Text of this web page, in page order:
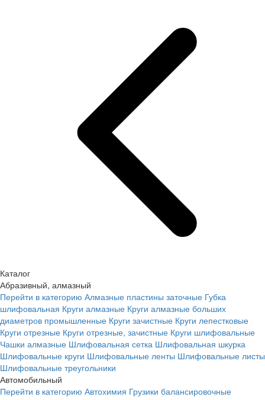
Каталог
Абразивный, алмазный
Перейти в категорию Алмазные пластины заточные Губка
шлифовальная Круги алмазные Круги алмазные больших
диаметров промышленные Круги зачистные Круги лепестковые
Круги отрезные Круги отрезные, зачистные Круги шлифовальные
Чашки алмазные Шлифовальная сетка Шлифовальная шкурка
Шлифовальные круги Шлифовальные ленты Шлифовальные листы
Шлифовальные треугольники
Автомобильный
Перейти в категорию Автохимия Грузики балансировочные